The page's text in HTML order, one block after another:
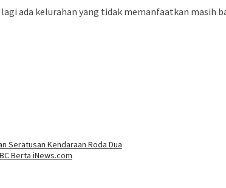
ada kelurahan yang tidak memanfaatkan masih
Seratusan Kendaraan Roda Dua
Berta iNews.com